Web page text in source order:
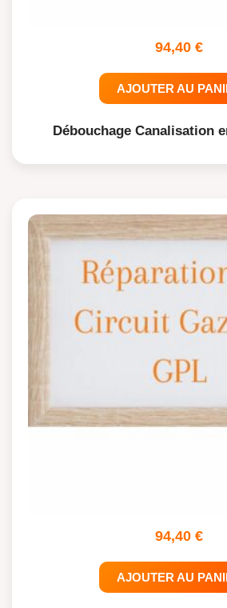
94,40 €
AJOUTER AU
Débouchage Canalisation
94,40 €
AJOUTER AU